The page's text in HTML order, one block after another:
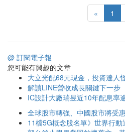
« 1
@ 訂閱電子報
您可能有興趣的文章
大立光配68元現金，投資達人
解讀LINE營收成長關鍵下一步
IC設計大廠瑞昱近10年配息率
全球股市轉強、中國股市將受
11檔5G概念股名單》世界行動